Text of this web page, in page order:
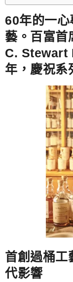
60年的一
藝。百富首
C. Stewart
年，慶祝系
首創過桶工
代影響